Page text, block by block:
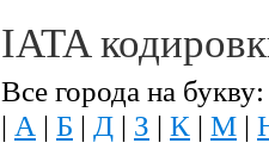
IATA
Все города на букву:
| А | Б | Д | З | К | М |